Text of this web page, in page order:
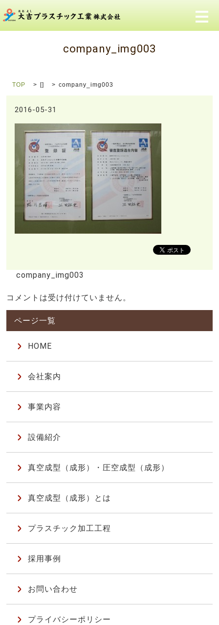
メ
company_img003
TOP [] company_img003
2016-05-31
company_img003
コメントは受け付けていません。
HOME
会社案内
事業内容
設備紹介
真空成型（成形）・圧空成型（成形）
真空成型（成形）とは
プラスチック加工工程
採用事例
お問い合わせ
プライバシーポリシー